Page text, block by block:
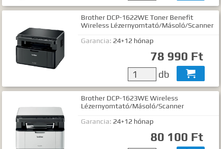
TALÁLATOK
Meg kell adnia legalább egy, minimum 3 betűs szót, vagy valamilyen
speciális kifejezést.
Kezdő rész szó:
+szó
Semmiképp ne szerepeljen:
-szó
Pontos egyezéshez mindkét esetben használhatja az idézőjeleket:
"szó1 szó2 szó..."
Brother DCP-1622WE Toner Benefit
Wireless Lézernyomtató/Másoló/Scanner
Garancia: 24+12 hónap
78 990 Ft
db 
Brother DCP-1623WE Wireless
Lézernyomtató/Másoló/Scanner
Garancia: 24+12 hónap
80 100 Ft